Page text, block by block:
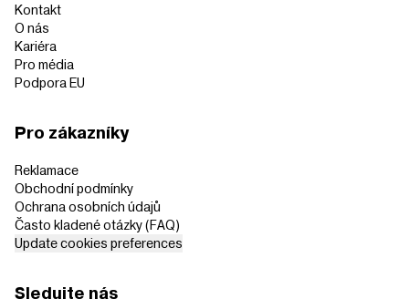
Kontakt
O nás
Kariéra
Pro média
Podpora EU
Pro zákazníky
Reklamace
Obchodní podmínky
Ochrana osobních údajů
Často kladené otázky (FAQ)
Update cookies preferences
Sledujte nás